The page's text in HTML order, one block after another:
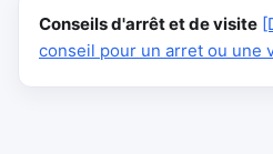
Conseils d'arrêt et de visite
conseil pour un arret ou une